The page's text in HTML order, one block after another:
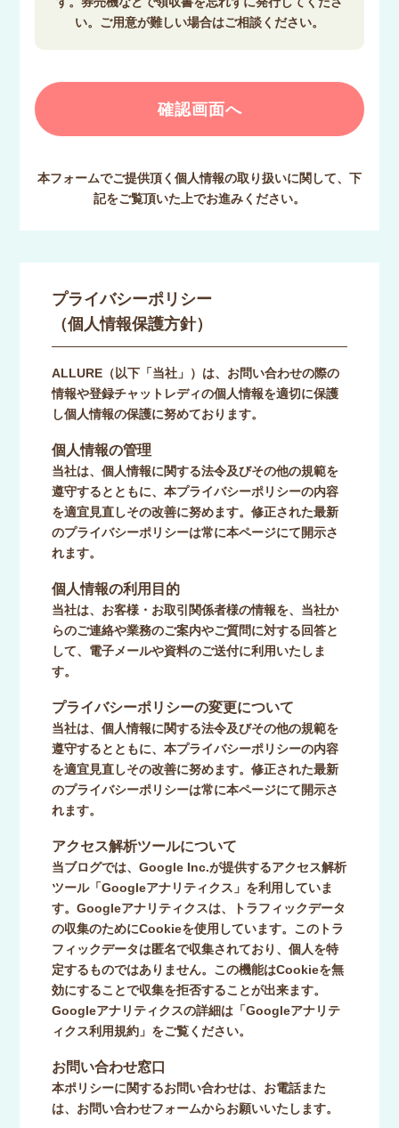
い。ご用意が難しい場合はご相談ください。
本フォームでご提供頂く個人情報の取り扱いに関して、下
記をご覧頂いた上でお進みください。
プライバシーポリシー
（個人情報保護方針）
ALLURE（以下「当社」）は、お問い合わせの際の
情報や登録チャットレディの個人情報を適切に保護
し個人情報の保護に努めております。
個人情報の管理
当社は、個人情報に関する法令及びその他の規範を
遵守するとともに、本プライバシーポリシーの内容
を適宜見直しその改善に努めます。修正された最新
のプライバシーポリシーは常に本ページにて開示さ
れます。
個人情報の利用目的
当社は、お客様・お取引関係者様の情報を、当社か
らのご連絡や業務のご案内やご質問に対する回答と
して、電子メールや資料のご送付に利用いたしま
す。
プライバシーポリシーの変更について
当社は、個人情報に関する法令及びその他の規範を
遵守するとともに、本プライバシーポリシーの内容
を適宜見直しその改善に努めます。修正された最新
のプライバシーポリシーは常に本ページにて開示さ
れます。
アクセス解析ツールについて
当ブログでは、Google Inc.が提供するアクセス解析
ツール「Googleアナリティクス」を利用していま
す。Googleアナリティクスは、トラフィックデータ
の収集のためにCookieを使用しています。このトラ
フィックデータは匿名で収集されており、個人を特
定するものではありません。この機能はCookieを無
効にすることで収集を拒否することが出来ます。
Googleアナリティクスの詳細は「Googleアナリテ
ィクス利用規約」をご覧ください。
お問い合わせ窓口
本ポリシーに関するお問い合わせは、お電話また
は、お問い合わせフォームからお願いいたします。